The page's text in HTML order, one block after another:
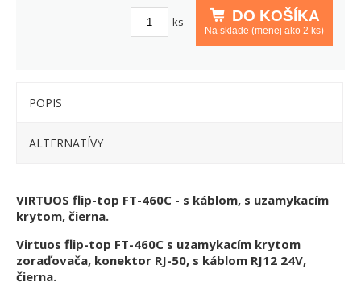
DO KOŠÍKA
Na sklade (menej ako 2 ks)
ks
POPIS
ALTERNATÍVY
VIRTUOS flip-top FT-460C - s káblom, s uzamykacím
krytom, čierna.
Virtuos flip-top FT-460C s uzamykacím krytom
zoraďovača, konektor RJ-50, s káblom RJ12 24V,
čierna.